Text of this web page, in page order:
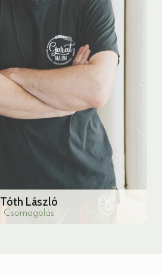
Tóth László
Csomagolás